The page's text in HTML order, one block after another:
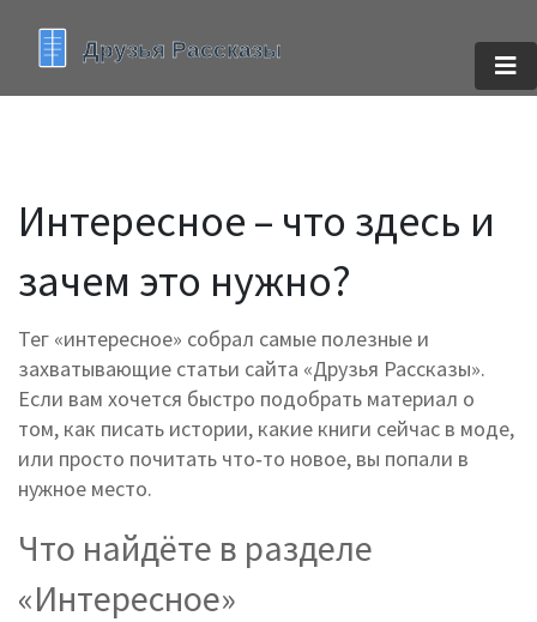
Интересное – что здесь и
зачем это нужно?
Тег «интересное» собрал самые полезные и
захватывающие статьи сайта «Друзья Рассказы».
Если вам хочется быстро подобрать материал о
том, как писать истории, какие книги сейчас в моде,
или просто почитать что‑то новое, вы попали в
нужное место.
Что найдёте в разделе
«Интересное»